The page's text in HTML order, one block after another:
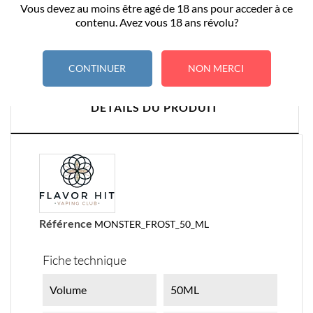
Vous devez au moins être agé de 18 ans pour acceder à ce
contenu. Avez vous 18 ans révolu?
CONTINUER NON MERCI
DÉTAILS DU PRODUIT
Référence MONSTER_FROST_50_ML
Fiche technique
Volume 50ML